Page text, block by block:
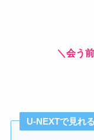
＼会う
U-NEXTで見れ